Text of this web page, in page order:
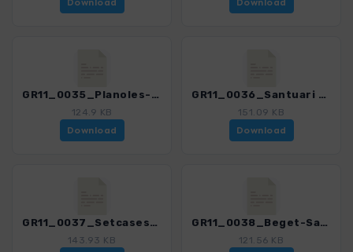
Download
Download
GR11_0035_Planoles-Santuario de Nuria_4487_1.gpx
124.9 KB
Download
GR11_0036_Santuari de Nuria-Setcases_4487_1.gpx
151.09 KB
Download
GR11_0037_Setcases-Mollo-Beget_4487_1.gpx
143.93 KB
GR11_0038_Beget-Sant Aniol dAguja_4487_1.gpx
121.56 KB